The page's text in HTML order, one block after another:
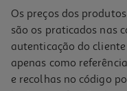
Os preços dos
são os praticados nas
autenticação do
apenas como
e recolhas no código